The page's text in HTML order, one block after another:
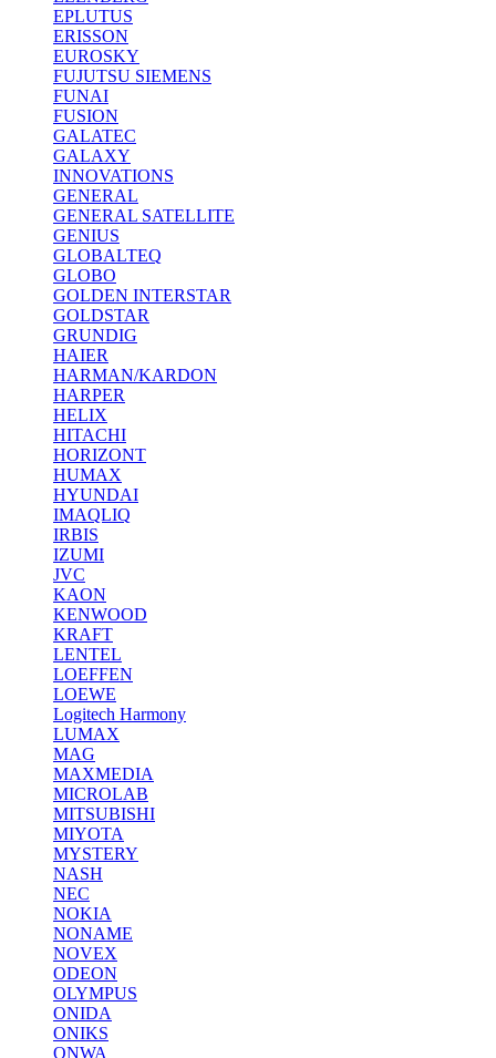
EPLUTUS
ERISSON
EUROSKY
FUJUTSU SIEMENS
FUNAI
FUSION
GALATEC
GALAXY
INNOVATIONS
GENERAL
GENERAL SATELLITE
GENIUS
GLOBALTEQ
GLOBO
GOLDEN INTERSTAR
GOLDSTAR
GRUNDIG
HAIER
HARMAN/KARDON
HARPER
HELIX
HITACHI
HORIZONT
HUMAX
HYUNDAI
IMAQLIQ
IRBIS
IZUMI
JVC
KAON
KENWOOD
KRAFT
LENTEL
LOEFFEN
LOEWE
Logitech Harmony
LUMAX
MAG
MAXMEDIA
MICROLAB
MITSUBISHI
MIYOTA
MYSTERY
NASH
NEC
NOKIA
NONAME
NOVEX
ODEON
OLYMPUS
ONIDA
ONIKS
ONWA